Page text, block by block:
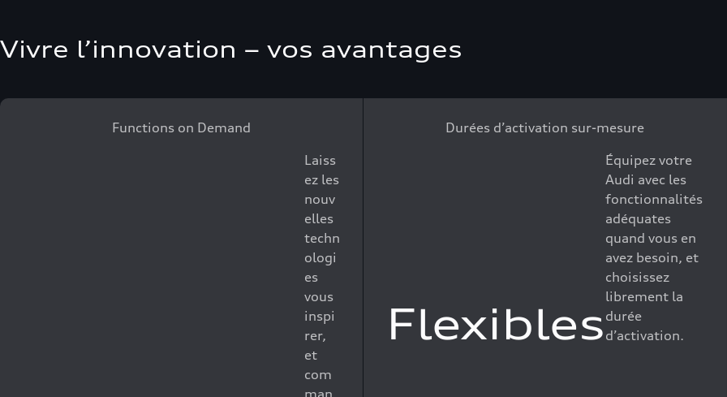
Vivre l’innovation – vos avantages
Functions on Demand
Laiss
ez les
nouv
elles
techn
ologi
es
vous
inspi
rer,
et
com
man
Durées d’activation sur-mesure
Flexibles
Équipez votre
Audi avec les
fonctionnalités
adéquates
quand vous en
avez besoin, et
choisissez
librement la
durée
d’activation.